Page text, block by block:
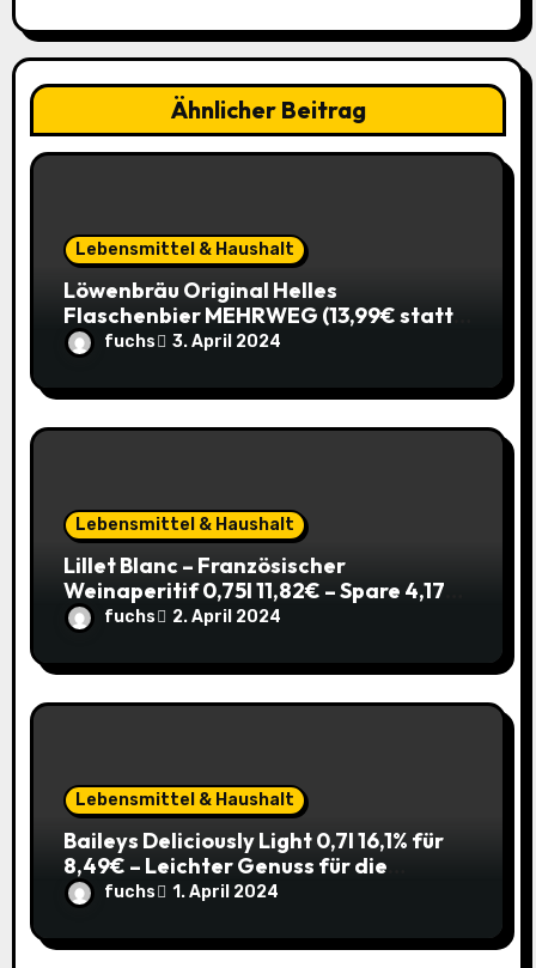
i
g
a
Ähnlicher Beitrag
Lebensmittel & Haushalt
Löwenbräu Original Helles
Flaschenbier MEHRWEG (13,99€ statt
17,49€) – Ein typisches Münchner
Original zum Sparpreis
fuchs 3. April 2024
Lebensmittel & Haushalt
Lillet Blanc – Französischer
Weinaperitif 0,75l 11,82€ – Spare 4,17€
im Sparabo
fuchs 2. April 2024
Lebensmittel & Haushalt
Baileys Deliciously Light 0,7l 16,1% für
8,49€ – Leichter Genuss für die
Sommerparty (ehem. 14,99€)
fuchs 1. April 2024